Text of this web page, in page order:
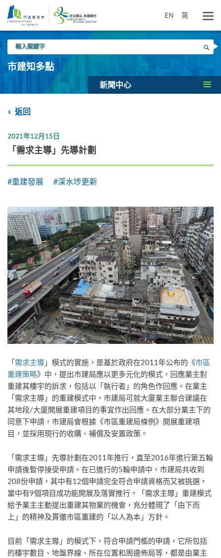
要
EN 简
入
關
鍵
搜尋
市建知多點
新聞中心
返回
2021年12月15日
「需求主導」先導計劃
#重建發展 #深水埗更新
「需求主導 」模式的實施，是基於政府在2011年公布的《市區
重建策略》中，提出市建局應以更多元化的模式，回應業主對
重建其樓宇的訴求，包括以「執行者」的角色作回應。在業主
「需求主導」的重建模式中，市建局可就大廈業主聯合建議在
其地段/大廈開展重建項目的事宜作出回應。在大部分業主下的
同意下申請，市建局會根據《市區重建局條例》開展重建項
目，並採用現行的收購、補償及安置政策。
「需求主導」先導計劃在2011年推行，直至2016年進行第五輪
申請後暫停接受申請。在已進行的5輪申請中，市建局共收到
208份申請，其中有12個申請完全符合申請資格而又被挑選，
當中有9個項目成功能開展及落實推行。「需求主導」重建模式
給予業主主動提出重建其物業的機會，充分體現了「由下而
上」的精神及貫徹市區重建的「以人為本」方針。
目前「需求主導」的模式下，符合申請門檻的申請，它所包括
的樓宇數目、地盤界線、所在位置和周邊佈局等，都是由業主